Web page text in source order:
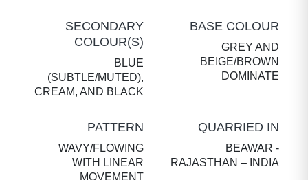
BASE COLOUR
GREY AND
BEIGE/BROWN
DOMINATE
SECONDARY
COLOUR(S)
BLUE
(SUBTLE/MUTED),
CREAM, AND BLACK
QUARRIED IN
BEAWAR -
RAJASTHAN – INDIA
PATTERN
WAVY/FLOWING
WITH LINEAR
MOVEMENT